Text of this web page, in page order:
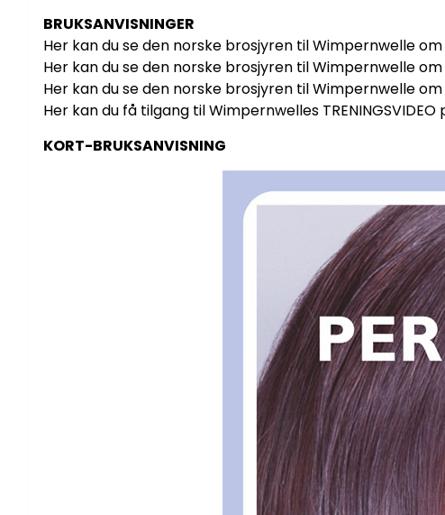
BRUKSANVISNINGER
Her kan du se den norske brosjyren til Wimpernwelle om
Her kan du se den norske brosjyren til Wimpernwelle om
Her kan du se den norske brosjyren til Wimpernwelle
Her kan du få tilgang til Wimpernwelles
KORT-BRUKSANVISNING